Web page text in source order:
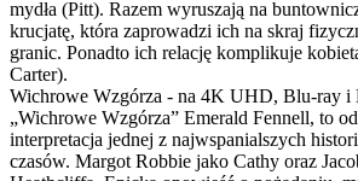
mydła (Pitt). Razem wyruszają na
krucjatę, która zaprowadzi ich na skraj
granic. Ponadto ich relację komplikuje
Carter).
Wichrowe Wzgórza - na 4K UHD, Blu-ray
„Wichrowe Wzgórza” Emerald Fennell, to
interpretacja jednej z najwspanialszych
czasów. Margot Robbie jako Cathy oraz